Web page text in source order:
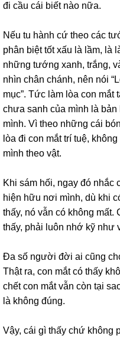
đi cầu cái biết nào nữa.
Nếu tu hành cứ theo các
phân biệt tốt xấu là lầm, là
những tướng xanh, trắng,
nhìn chân chánh, nên nói
mục”. Tức làm lòa con
chưa sanh của mình là bản
mình. Vì theo những cái
lòa đi con mắt trí tuệ,
mình theo vật.
Khi sám hối, ngay đó nhắc
hiện hữu nơi mình, dù khi
thấy, nó vẫn có không mất.
thấy, phải luôn nhớ kỹ như
Đa số người đời ai cũng
Thật ra, con mắt có thấy
chết con mắt vẫn còn tại
là không đúng.
Vậy, cái gì thấy chứ không